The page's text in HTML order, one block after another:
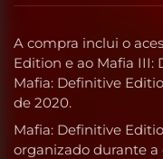
A compra inclui o
Edition e ao Mafia III:
Mafia: Definitive
de 2020.
Mafia: Definitive
organizado durante a